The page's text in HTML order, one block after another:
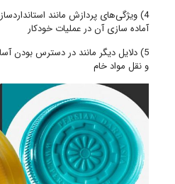
4) ویژگی‌های پردازش مانند
آماده سازی آن در عملیات خودکار
5) دلایل دیگر مانند در دسترس بودن
و نقل مواد خام